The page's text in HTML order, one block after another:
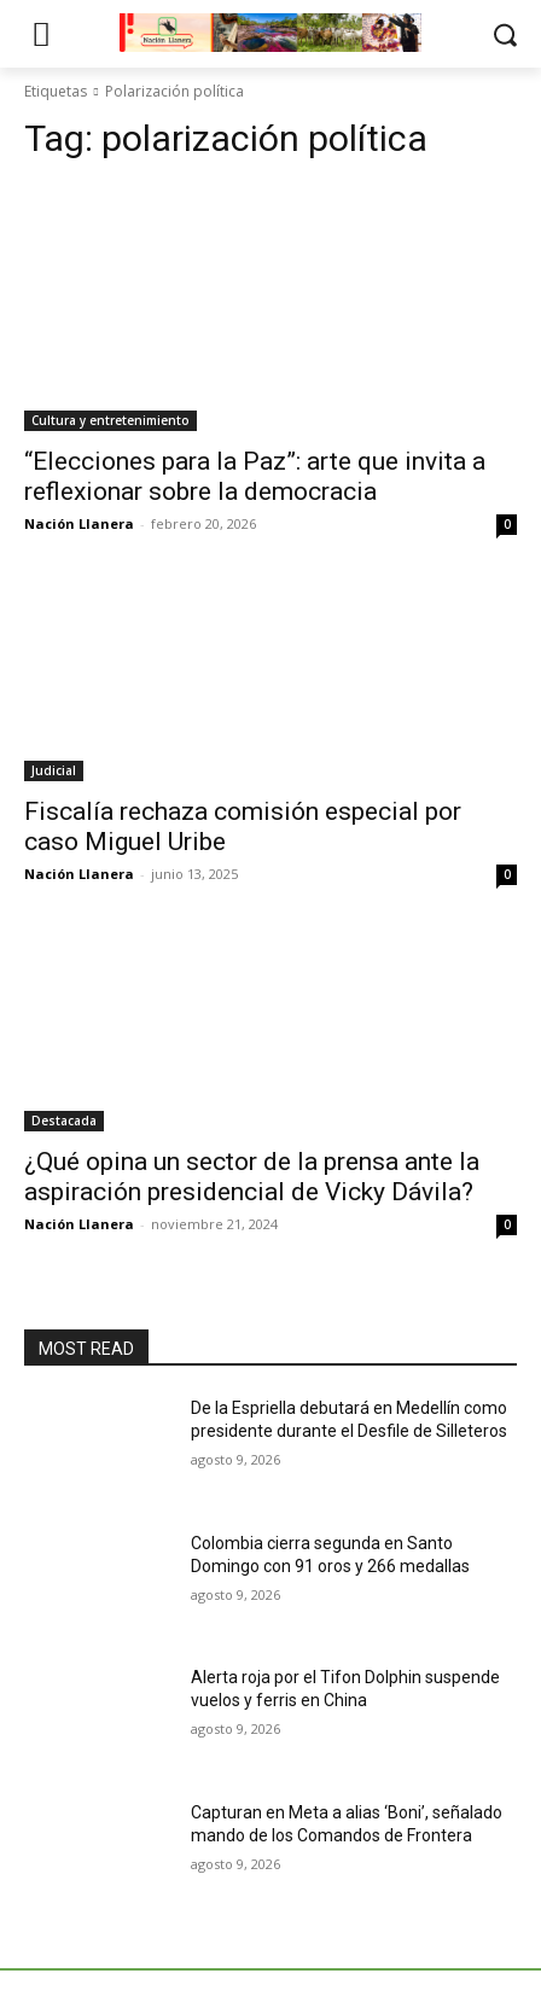
Etiquetas Polarización política
Tag: polarización política
Cultura y entretenimiento
“Elecciones para la Paz”: arte que invita a
reflexionar sobre la democracia
Nación Llanera - febrero 20, 2026 0
Judicial
Fiscalía rechaza comisión especial por
caso Miguel Uribe
Nación Llanera - junio 13, 2025 0
Destacada
¿Qué opina un sector de la prensa ante la
aspiración presidencial de Vicky Dávila?
Nación Llanera - noviembre 21, 2024 0
MOST READ
De la Espriella debutará en Medellín como
presidente durante el Desfile de Silleteros
agosto 9, 2026
Colombia cierra segunda en Santo
Domingo con 91 oros y 266 medallas
agosto 9, 2026
Alerta roja por el Tifon Dolphin suspende
vuelos y ferris en China
agosto 9, 2026
Capturan en Meta a alias ‘Boni’, señalado
mando de los Comandos de Frontera
agosto 9, 2026